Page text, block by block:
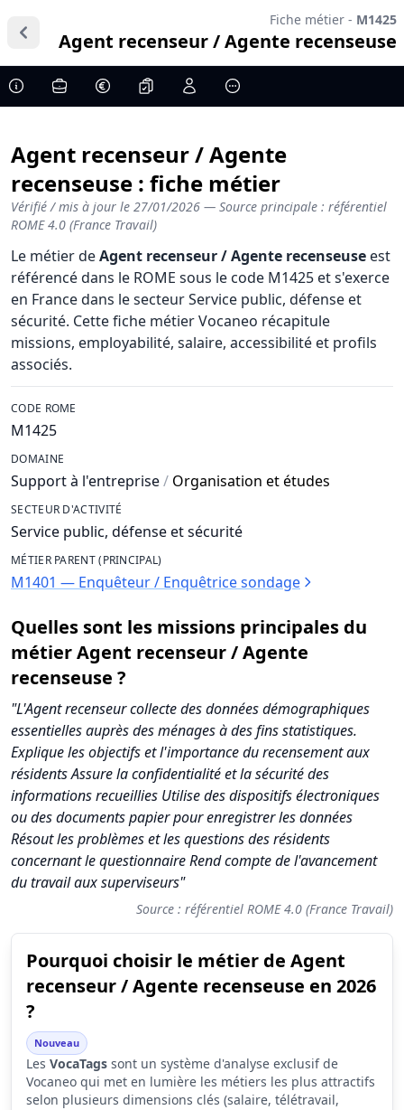
Fiche métier - M1425
Agent recenseur / Agente recenseuse
Agent recenseur / Agente
recenseuse : fiche métier
Vérifié / mis à jour le 27/01/2026 — Source principale : référentiel
ROME 4.0 (France Travail)
Le métier deAgent recenseur / Agente recenseuse est
référencé dans le ROME sous le code M1425 et s'exerce
en France dans le secteur Service public, défense et
sécurité. Cette fiche métier Vocaneo récapitule
missions, employabilité, salaire, accessibilité et profils
associés.
CODE ROME
M1425
DOMAINE
Support à l'entreprise/ Organisation et études
SECTEUR D'ACTIVITÉ
Service public, défense et sécurité
MÉTIER PARENT (PRINCIPAL)
M1401 — Enquêteur / Enquêtrice sondage
Quelles sont les missions principales du
métier Agent recenseur / Agente
recenseuse ?
"L'Agent recenseur collecte des données démographiques
essentielles auprès des ménages à des fins statistiques.
Explique les objectifs et l'importance du recensement aux
résidents Assure la confidentialité et la sécurité des
informations recueillies Utilise des dispositifs électroniques
ou des documents papier pour enregistrer les données
Résout les problèmes et les questions des résidents
concernant le questionnaire Rend compte de l'avancement
du travail aux superviseurs"
Source : référentiel ROME 4.0 (France Travail)
Pourquoi choisir le métier de Agent
recenseur / Agente recenseuse en 2026
?
Nouveau
Les VocaTags sont un système d'analyse exclusif de
Vocaneo qui met en lumière les métiers les plus attractifs
selon plusieurs dimensions clés (salaire, télétravail,
Synthèse des scores du métier Agent recenseur / Agente
Indicateur
Score (sur 10)
Tension du marché
6.8
Salaire
2.0